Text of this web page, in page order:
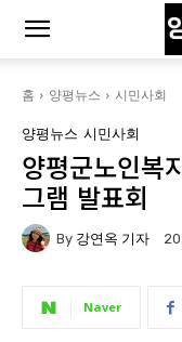
홈 양평뉴스 시민사회
양평뉴스 시민사회
양평군노인복
그램 발표회
By 강연옥 기자
Naver